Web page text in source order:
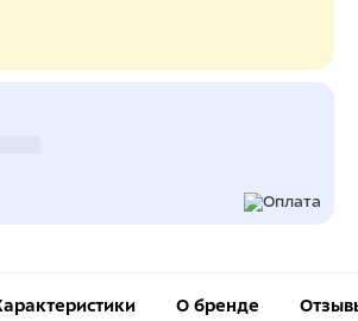
О бренде